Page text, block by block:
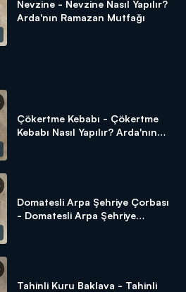
Nevzine - Nevzine Nasıl Yapılır?
Arda'nın Ramazan Mutfağı
Çökertme Kebabı - Çökertme
Kebabı Nasıl Yapılır? Arda'nın
Domatesli Arpa Şehriye Çorbası
- Domatesli Arpa Şehriye
Tahinli Kuru Baklava - Tahinli